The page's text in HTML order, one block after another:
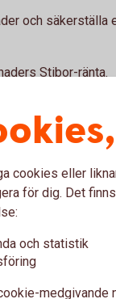
och säkerställa
Stibor-ränta.
IMM-datum (fyra
cookies eller
för dig. Det
och statistik
medgivande